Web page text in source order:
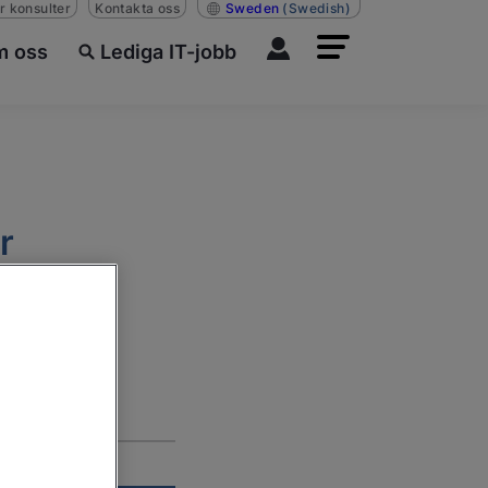
oss Lediga IT-jobb
konsulter Kontakta oss Sweden (Swedish)